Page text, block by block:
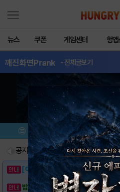
뉴스 쿠폰 게임센터 헝앱
깨진화면Prank - 전체글보기
메뉴 이벤트/미션
공지사항
[이벤트] 웃음으로 매일매일 해피! 유
밥알이의 헝앱통신 ⑲ “밥알이, 드디어